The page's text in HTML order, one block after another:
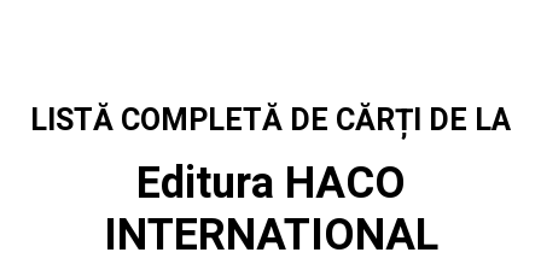
LISTĂ COMPLETĂ DE CĂRȚI DE LA
Editura HACO
INTERNATIONAL